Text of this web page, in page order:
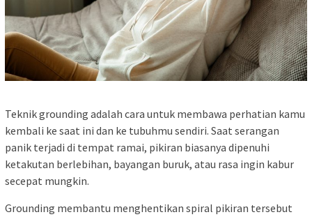
Teknik grounding adalah cara untuk membawa perhatian kamu
kembali ke saat ini dan ke tubuhmu sendiri. Saat serangan
panik terjadi di tempat ramai, pikiran biasanya dipenuhi
ketakutan berlebihan, bayangan buruk, atau rasa ingin kabur
secepat mungkin.
Grounding membantu menghentikan spiral pikiran tersebut